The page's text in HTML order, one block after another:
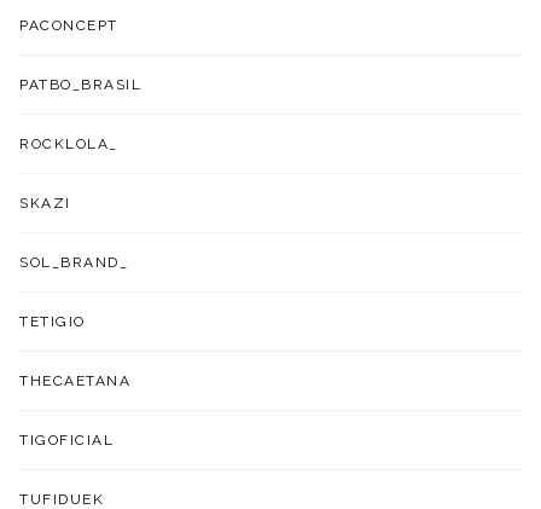
PACONCEPT
PATBO_BRASIL
ROCKLOLA_
SKAZI
SOL_BRAND_
TETIGIO
THECAETANA
TIGOFICIAL
TUFIDUEK